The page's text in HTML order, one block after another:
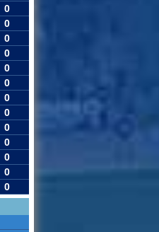
0
0
0
0
0
0
0
0
0
0
0
0
0